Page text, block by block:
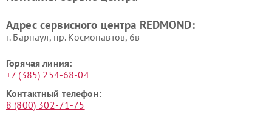
Адрес сервисного центра REDMOND:
г. Барнаул, ​пр. Космонавтов, 6в
Горячая линия:
+7 (385) 254-68-04
Контактный телефон:
8 (800) 302-71-75